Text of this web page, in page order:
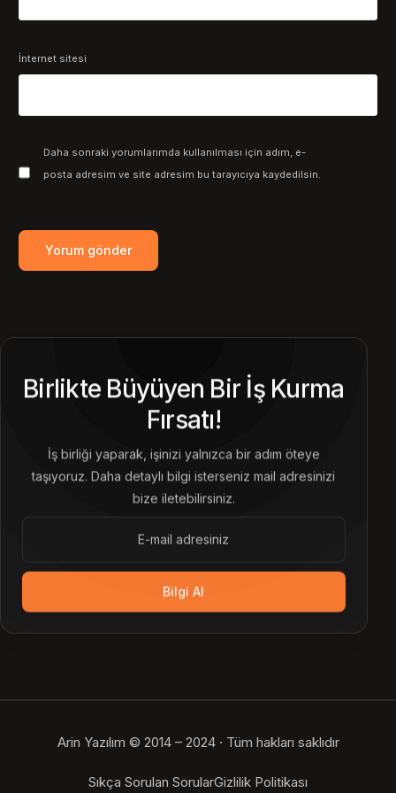
İnternet sitesi
Daha sonraki yorumlarımda kullanılması için adım, e-
posta adresim ve site adresim bu tarayıcıya kaydedilsin.
Birlikte Büyüyen Bir İş Kurma
Fırsatı!
İş birliği yaparak, işinizi yalnızca bir adım öteye
taşıyoruz. Daha detaylı bilgi isterseniz mail adresinizi
bize iletebilirsiniz.
Bilgi Al
Arin Yazılım © 2014 – 2024 · Tüm hakları saklıdır
Sıkça Sorulan SorularGizlilik Politikası